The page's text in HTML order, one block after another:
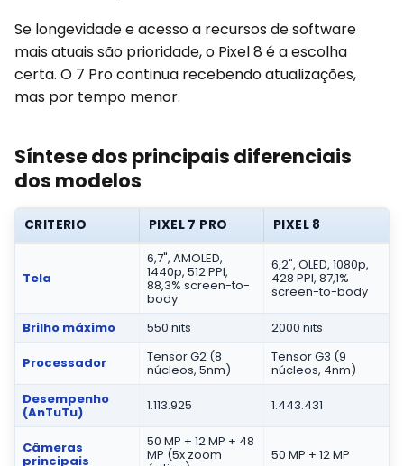
Se longevidade e acesso a recursos de software
mais atuais são prioridade, o Pixel 8 é a escolha
certa. O 7 Pro continua recebendo atualizações,
mas por tempo menor.
Síntese dos principais diferenciais
dos modelos
CRITERIO PIXEL 7 PRO PIXEL 8
Tela
6,7", AMOLED,
1440p, 512 PPI,
88,3% screen-to-
body
6,2", OLED, 1080p,
428 PPI, 87,1%
screen-to-body
Brilho máximo 550 nits 2000 nits
Processador Tensor G2 (8
núcleos, 5nm)
Tensor G3 (9
núcleos, 4nm)
Desempenho
(AnTuTu) 1.113.925 1.443.431
Câmeras
principais
50 MP + 12 MP + 48
MP (5x zoom 50 MP + 12 MP